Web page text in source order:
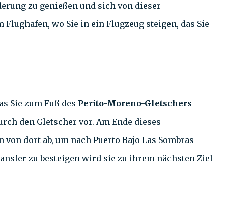
zu genießen und sich von dieser
wo Sie in ein Flugzeug steigen, das Sie
Sie zum Fuß des Perito-Moreno-Gletschers
den Gletscher vor. Am Ende dieses
dort ab, um nach Puerto Bajo Las Sombras
zu besteigen wird sie zu ihrem nächsten Ziel